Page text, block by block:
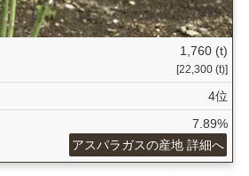
1,760 (t)
[22,300 (t)]
4位
7.89%
アスパラガスの産地 詳細へ